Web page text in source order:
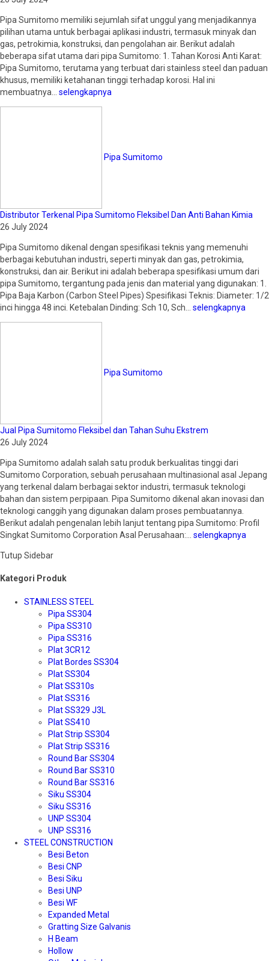
Pipa Sumitomo memiliki sejumlah sifat unggul yang menjadikannya
pilihan utama untuk berbagai aplikasi industri, termasuk minyak dan
gas, petrokimia, konstruksi, dan pengolahan air. Berikut adalah
beberapa sifat utama dari pipa Sumitomo: 1. Tahan Korosi Anti Karat:
Pipa Sumitomo, terutama yang terbuat dari stainless steel dan paduan
khusus, memiliki ketahanan tinggi terhadap korosi. Hal ini
membuatnya… selengkapnya
Pipa Sumitomo
Distributor Terkenal Pipa Sumitomo Fleksibel Dan Anti Bahan Kimia
26 July 2024
Pipa Sumitomo dikenal dengan spesifikasi teknis yang memenuhi
berbagai kebutuhan industri, seperti minyak dan gas, petrokimia,
konstruksi, dan air. Berikut ini adalah beberapa spesifikasi umum dari
pipa Sumitomo, tergantung pada jenis dan material yang digunakan: 1.
Pipa Baja Karbon (Carbon Steel Pipes) Spesifikasi Teknis: Diameter: 1/2
inci hingga 48 inci. Ketebalan Dinding: Sch 10, Sch… selengkapnya
Pipa Sumitomo
Jual Pipa Sumitomo Fleksibel dan Tahan Suhu Ekstrem
26 July 2024
Pipa Sumitomo adalah salah satu produk berkualitas tinggi dari
Sumitomo Corporation, sebuah perusahaan multinasional asal Jepang
yang terkenal dalam berbagai sektor industri, termasuk teknologi
bahan dan sistem perpipaan. Pipa Sumitomo dikenal akan inovasi dan
teknologi canggih yang digunakan dalam proses pembuatannya.
Berikut adalah pengenalan lebih lanjut tentang pipa Sumitomo: Profil
Singkat Sumitomo Corporation Asal Perusahaan:… selengkapnya
Tutup Sidebar
Kategori Produk
STAINLESS STEEL
Pipa SS304
Pipa SS310
Pipa SS316
Plat 3CR12
Plat Bordes SS304
Plat SS304
Plat SS310s
Plat SS316
Plat SS329 J3L
Plat SS410
Plat Strip SS304
Plat Strip SS316
Round Bar SS304
Round Bar SS310
Round Bar SS316
Siku SS304
Siku SS316
UNP SS304
UNP SS316
STEEL CONSTRUCTION
Besi Beton
Besi CNP
Besi Siku
Besi UNP
Besi WF
Expanded Metal
Gratting Size Galvanis
H Beam
Hollow